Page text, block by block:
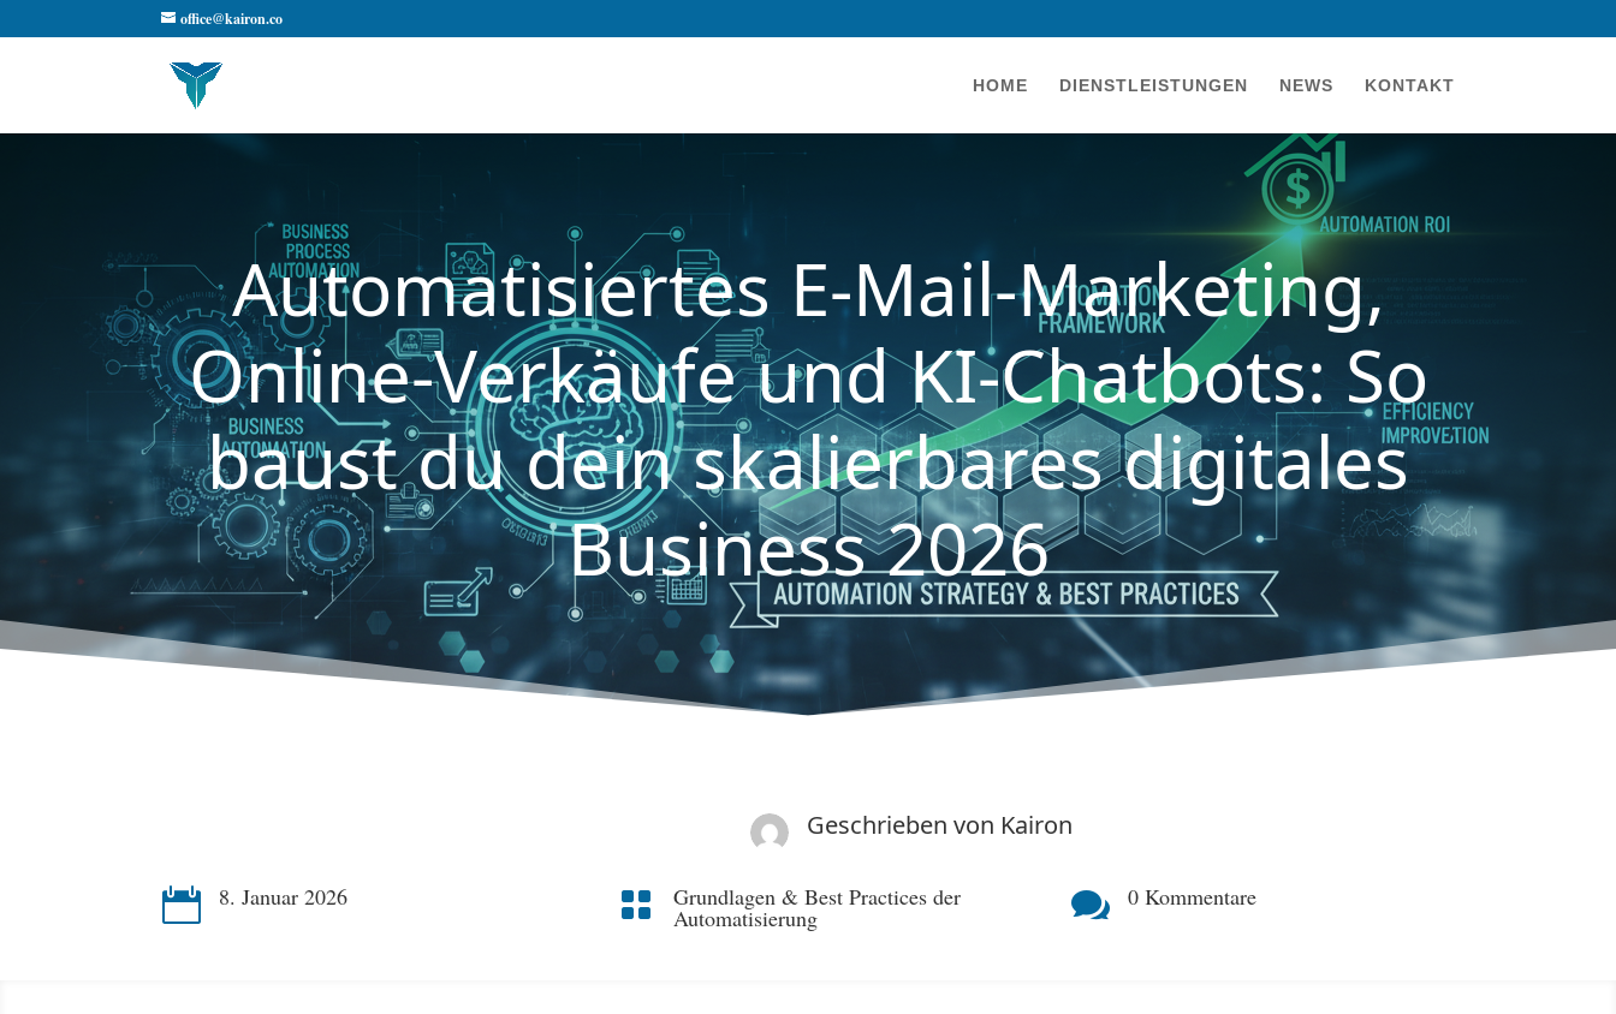
office@kairon.co
HOME DIENSTLEISTUNGEN NEWS KONTAKT
Automatisiertes E-Mail-Marketing,
Online-Verkäufe und KI-Chatbots: So
baust du dein skalierbares digitales
Business 2026
Geschrieben von Kairon
 8. Januar 2026  Grundlagen & Best Practices der
Automatisierung  0 Kommentare